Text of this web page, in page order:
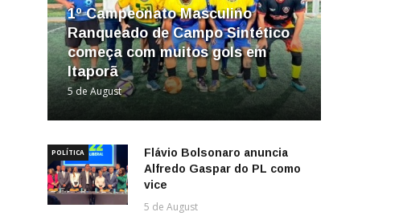
1º Campeonato Masculino
Ranqueado de Campo Sintético
começa com muitos gols em
Itaporã
5 de August
POLÍTICA
Flávio Bolsonaro anuncia
Alfredo Gaspar do PL como
vice
5 de August